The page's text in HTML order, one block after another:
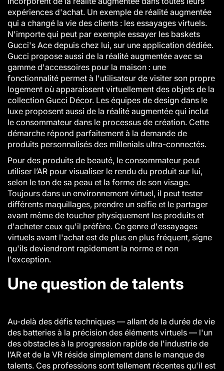
expériences d'achat. Un exemple de réalité augmentée
qui a changé la vie des clients : les essayages virtuels.
N'importe qui peut par exemple essayer les baskets
Gucci's Ace depuis chez lui, sur une application dédiée.
Gucci propose aussi de la réalité augmentée avec sa
gamme d'accessoires pour la maison : une
fonctionnalité permet à l'utilisateur de visiter son propre
logement où apparaissent virtuellement des objets de la
collection Gucci Décor. Les équipes de design dans le
luxe proposent aussi de la réalité augmentée qui inclut
le consommateur dans le processus de création. Cette
démarche répond parfaitement à la demande de
produits personnalisés des millenials ultra-connectés.
Pour des produits de beauté, le consommateur peut
utiliser l’AR pour visualiser le rendu du produit sur lui,
selon le ton de sa peau et la forme de son visage.
Toujours dans un environnement virtuel, il peut tester
différents maquillages, prendre un selfie et le partager
avant même de toucher physiquement les produits et
d'acheter ceux qu'il préfère. Ce genre d'essayages
virtuels avant l'achat est de plus en plus fréquent, signe
qu'ils deviendront rapidement la norme et non
l'exception.
Une question de talents
Au-delà des défis techniques — allant de la durée de vie
des batteries à la précision des éléments virtuels — l'un
des obstacles à la progression rapide de l'industrie de
l’AR et de la VR réside simplement dans le manque de
talents. Ces professions sont tellement récentes qu'il est